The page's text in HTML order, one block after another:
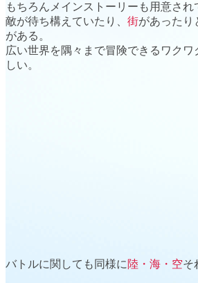
もちろんメインストーリーも用意され
敵が待ち構えていたり、 街があったり
がある。
広い世界を隅々まで冒険できるワクワ
しい。
バトルに関しても同様に 陸・海・空そ